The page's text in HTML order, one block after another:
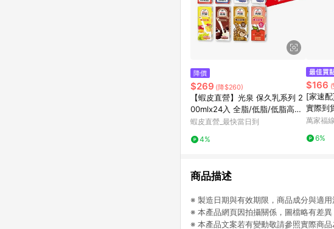
降價
$269 (降$260)
【蝦皮直營】光泉 保久乳系列 2
00mlx24入 全脂/低脂/低脂高鈣/
高鈣/巧克力/果汁/麥芽/蘋果 牛
蝦皮直營_最快當日到
4%
$166
[家速
實際到
萬家福
6%
商品描述
※ 製造日期與有效期限，商品成分與適
※ 本產品網頁因拍攝關係，圖檔略有差
※ 本產品文案若有變動敬請參照實際商品